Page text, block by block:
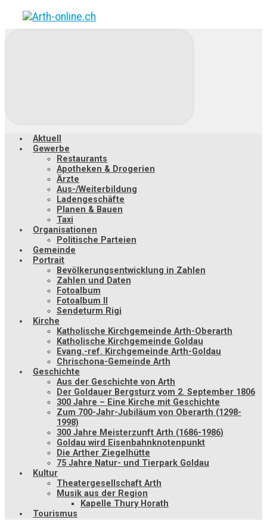
Zum
Hauptinhalt
Aktuell
Gewerbe
Restaurants
Apotheken & Drogerien
Ärzte
Aus-/Weiterbildung
Ladengeschäfte
Planen & Bauen
Taxi
Organisationen
Politische Parteien
Gemeinde
Portrait
Bevölkerungsentwicklung in Zahlen
Zahlen und Daten
Fotoalbum
Fotoalbum II
Sendeturm Rigi
Kirche
Katholische Kirchgemeinde Arth-Oberarth
Katholische Kirchgemeinde Goldau
Evang.-ref. Kirchgemeinde Arth-Goldau
Chrischona-Gemeinde Arth
Geschichte
Aus der Geschichte von Arth
Der Goldauer Bergsturz vom 2. September 1806
300 Jahre – Eine Kirche mit Geschichte
Zum 700-Jahr-Jubiläum von Oberarth (1298-
1998)
300 Jahre Meisterzunft Arth (1686-1986)
Goldau wird Eisenbahnknotenpunkt
Die Arther Ziegelhütte
75 Jahre Natur- und Tierpark Goldau
Kultur
Theatergesellschaft Arth
Musik aus der Region
Kapelle Thury Horath
Tourismus